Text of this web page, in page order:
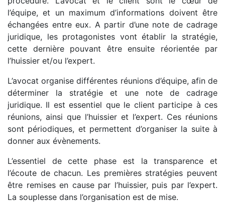
l’équipe, et un maximum d’informations doivent être
échangées entre eux. A partir d’une note de cadrage
juridique, les protagonistes vont établir la stratégie,
cette dernière pouvant être ensuite réorientée par
l’huissier et/ou l’expert.
L’avocat organise différentes réunions d’équipe, afin de
déterminer la stratégie et une note de cadrage
juridique. Il est essentiel que le client participe à ces
réunions, ainsi que l’huissier et l’expert. Ces réunions
sont périodiques, et permettent d’organiser la suite à
donner aux évènements.
L’essentiel de cette phase est la transparence et
l’écoute de chacun. Les premières stratégies peuvent
être remises en cause par l’huissier, puis par l’expert.
La souplesse dans l’organisation est de mise.